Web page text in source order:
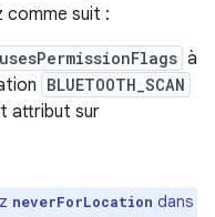
comme suit :
à
BLUETOOTH_SCAN
attribut sur
neverForLocation dans